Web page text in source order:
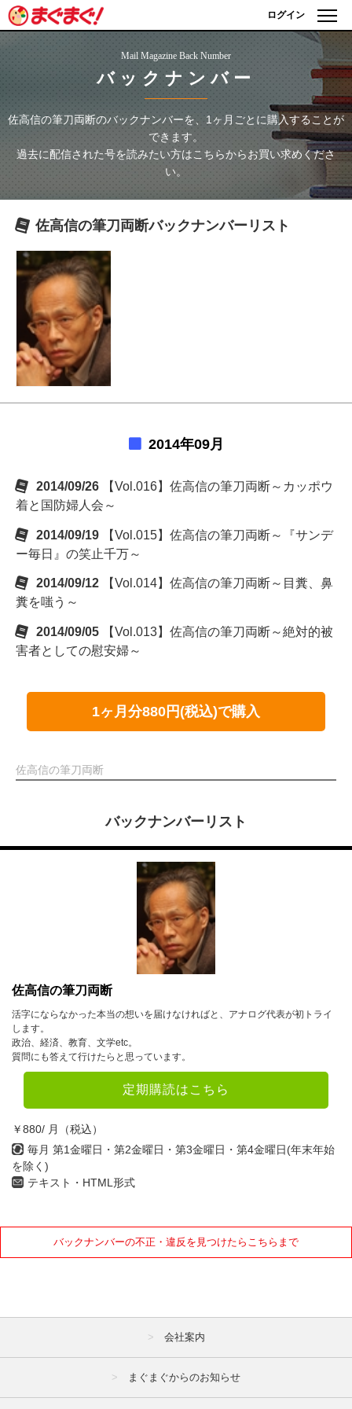
ログイン
Mail Magazine Back Number
バックナンバー
佐高信の筆刀両断のバックナンバーを、1ヶ月ごとに購入することが
できます。
過去に配信された号を読みたい方はこちらからお買い求めくださ
い。
佐高信の筆刀両断バックナンバーリスト
2014年09月
2014/09/26
【Vol.016】佐高信の筆刀両断～カッポウ
着と国防婦人会～
2014/09/19
【Vol.015】佐高信の筆刀両断～『サンデ
ー毎日』の笑止千万～
2014/09/12
【Vol.014】佐高信の筆刀両断～目糞、鼻
糞を嗤う～
2014/09/05
【Vol.013】佐高信の筆刀両断～絶対的被
害者としての慰安婦～
1ヶ月分880円(税込)で購入
佐高信の筆刀両断
バックナンバーリスト
佐高信の筆刀両断
活字にならなかった本当の想いを届けなければと、アナログ代表が初トライ
します。
政治、経済、教育、文学etc。
質問にも答えて行けたらと思っています。
定期購読はこちら
￥880/ 月（税込）
毎月 第1金曜日・第2金曜日・第3金曜日・第4金曜日(年末年始
を除く)
テキスト・HTML形式
バックナンバーの不正・違反を見つけたらこちらまで
会社案内
まぐまぐからのお知らせ